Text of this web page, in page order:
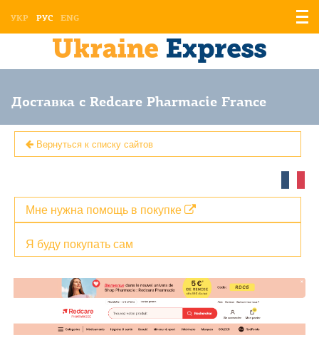
УКР РУС ENG
Доставка с Redcare Pharmacie France
Вернуться к списку сайтов
Я буду покупать сам
Мне нужна помощь в покупке